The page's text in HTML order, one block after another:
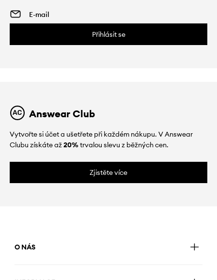
Přihlásit se
Answear Club
Vytvořte si účet a ušetřete při každém nákupu. V Answear
Clubu získáte až20%trvalou slevu z běžných cen.
Zjistěte více
O NÁS